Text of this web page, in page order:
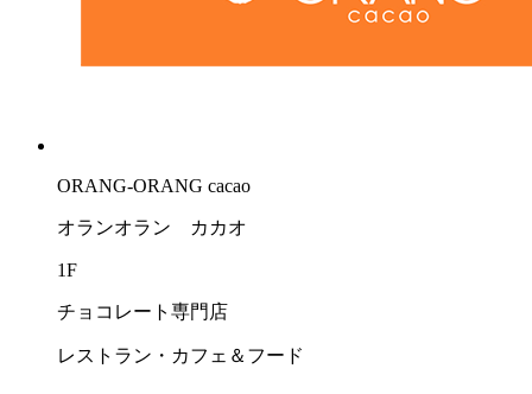
ORANG-ORANG cacao
オランオラン カカオ
1F
チョコレート専門店
レストラン・カフェ＆フード